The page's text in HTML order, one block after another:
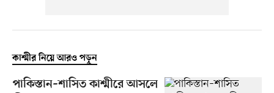
কাশ্মীর নিয়ে আরও পড়ুন
পাকিস্তান–শাসিত কাশ্মীরে আসলে